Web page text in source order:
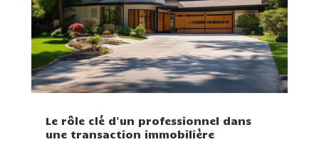
Le rôle clé d'un professionnel dans
une transaction immobilière